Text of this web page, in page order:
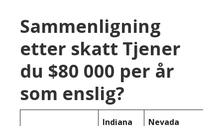
Sammenligning
etter skatt Tjener
du $80 000 per år
som enslig?
Indiana Nevada